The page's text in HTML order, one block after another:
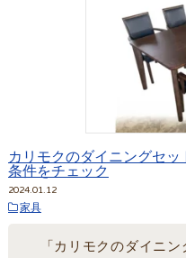
カリモクのダイニングセ
条件をチェック
2024.01.12
家具
「カリモクのダイニ